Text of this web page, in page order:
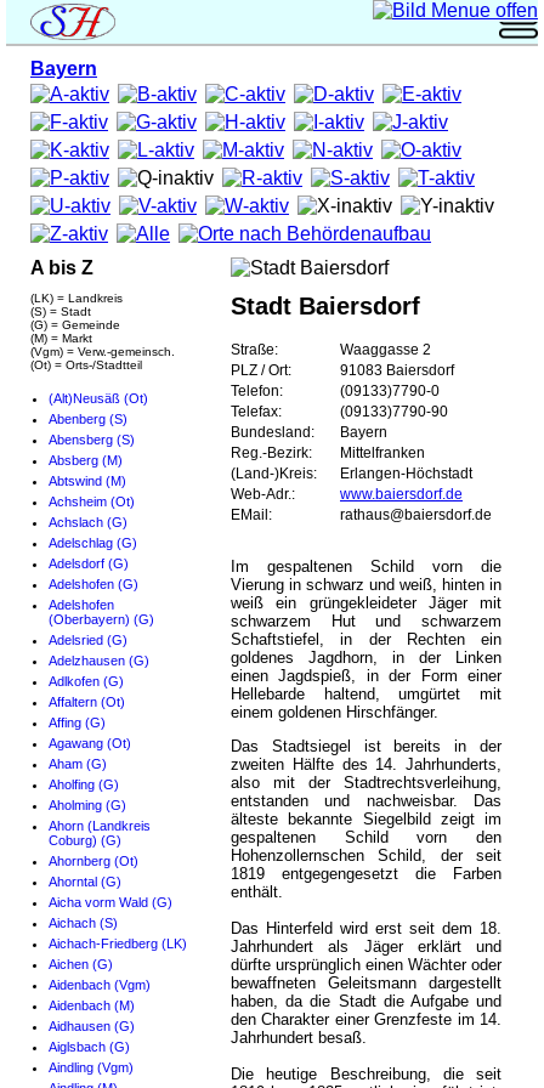
Bayern
A bis Z
(LK) = Landkreis
(S) = Stadt
(G) = Gemeinde
(M) = Markt
(Vgm) = Verw.-gemeinsch.
(Ot) = Orts-/Stadtteil
(Alt)Neusäß (Ot)
Abenberg (S)
Abensberg (S)
Absberg (M)
Abtswind (M)
Achsheim (Ot)
Achslach (G)
Adelschlag (G)
Adelsdorf (G)
Adelshofen (G)
Adelshofen
(Oberbayern) (G)
Adelsried (G)
Adelzhausen (G)
Adlkofen (G)
Affaltern (Ot)
Affing (G)
Agawang (Ot)
Aham (G)
Aholfing (G)
Aholming (G)
Ahorn (Landkreis
Coburg) (G)
Ahornberg (Ot)
Ahorntal (G)
Aicha vorm Wald (G)
Aichach (S)
Aichach-Friedberg (LK)
Aichen (G)
Aidenbach (Vgm)
Aidenbach (M)
Aidhausen (G)
Aiglsbach (G)
Aindling (Vgm)
Stadt Baiersdorf
Straße:
Waaggasse 2
PLZ / Ort:
91083 Baiersdorf
Telefon:
(09133)7790-0
Telefax:
(09133)7790-90
Bundesland:
Bayern
Reg.-Bezirk:
Mittelfranken
(Land-)Kreis:
Erlangen-Höchstadt
Web-Adr.:
www.baiersdorf.de
EMail:
rathaus@baiersdorf.de
Im gespaltenen Schild vorn die
Vierung in schwarz und weiß, hinten in
weiß ein grüngekleideter Jäger mit
schwarzem Hut und schwarzem
Schaftstiefel, in der Rechten ein
goldenes Jagdhorn, in der Linken
einen Jagdspieß, in der Form einer
Hellebarde haltend, umgürtet mit
einem goldenen Hirschfänger.
Das Stadtsiegel ist bereits in der
zweiten Hälfte des 14. Jahrhunderts,
also mit der Stadtrechtsverleihung,
entstanden und nachweisbar. Das
älteste bekannte Siegelbild zeigt im
gespaltenen Schild vorn den
Hohenzollernschen Schild, der seit
1819 entgegengesetzt die Farben
enthält.
Das Hinterfeld wird erst seit dem 18.
Jahrhundert als Jäger erklärt und
dürfte ursprünglich einen Wächter oder
bewaffneten Geleitsmann dargestellt
haben, da die Stadt die Aufgabe und
den Charakter einer Grenzfeste im 14.
Jahrhundert besaß.
Die heutige Beschreibung, die seit